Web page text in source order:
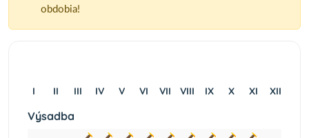
obdobia!
I II III IV V VI VII VIII IX X XI XII
Výsadba